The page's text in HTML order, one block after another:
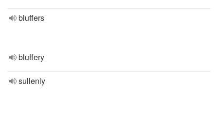
bluffers
bluffery
sullenly